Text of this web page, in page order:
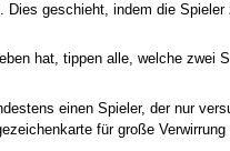
geschieht, indem die
hat, tippen alle, welche
einen Spieler, der nur
für große Verwirrung